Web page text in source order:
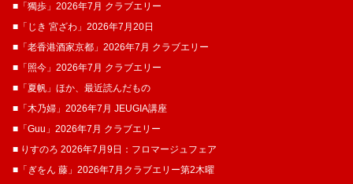
■「獨歩」2026年7月 クラブエリー
■「じき 宮ざわ」2026年7月20日
■「老香港酒家京都」2026年7月 クラブエリー
■「照今」2026年7月 クラブエリー
■「夏帆」ほか、最近読んだもの
■「木乃婦」2026年7月 JEUGIA講座
■「Guu」2026年7月 クラブエリー
■ りすのろ 2026年7月9日：フロマージュフェア
■「ぎをん 藤」2026年7月クラブエリー第2木曜